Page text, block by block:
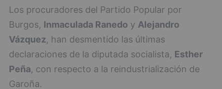
Los procuradores del Partido Popular por
Burgos, Inmaculada Ranedo y Alejandro
Vázquez, han desmentido las últimas
declaraciones de la diputada socialista, Esther
Peña, con respecto a la reindustrialización de
Garoña.